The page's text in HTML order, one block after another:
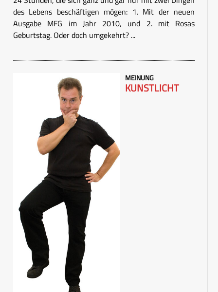
des Lebens beschäftigen mögen: 1. Mit der neuen
Ausgabe MFG im Jahr 2010, und 2. mit Rosas
Geburtstag. Oder doch umgekehrt? ...
MEINUNG
KUNSTLICHT